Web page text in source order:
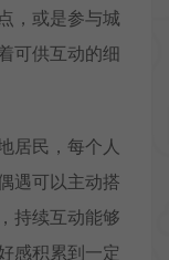
，或是参与城
可供互动的细
居民，每个人
遇可以主动搭
持续互动能够
感积累到一定